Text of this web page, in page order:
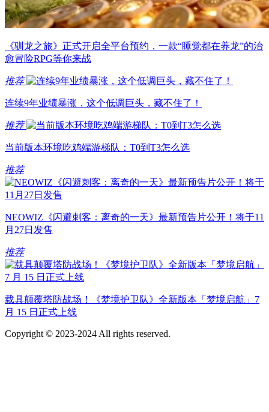
《驯龙之旅》正式开启全平台预约，一款“睡觉都在养龙”的治
愈冒险RPG等你来战
推荐
连续9年业绩暴涨，这个低调巨头，藏不住了！
推荐
当前版本环境吃鸡端游梯队：T0到T3怎么选
推荐
NEOWIZ《闪避刺客：离奇的一天》最新预告片公开！将于11
月27日发售
推荐
载具颠覆塔防战场！《梦境护卫队》全新版本「梦境启航」7
月 15 日正式上线
Copyright © 2023-2024 All rights reserved.